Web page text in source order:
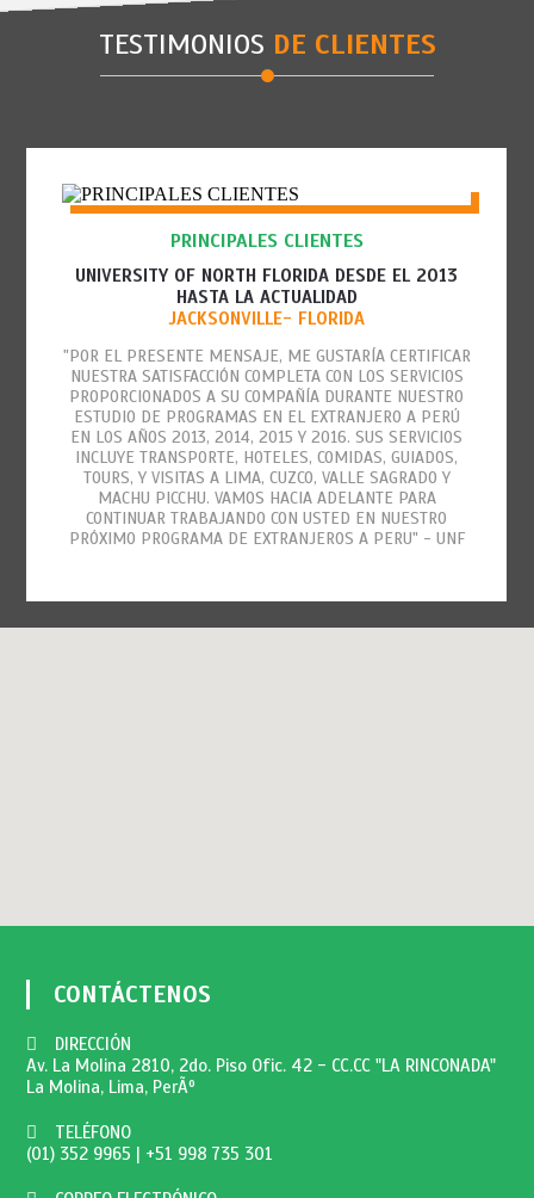
TESTIMONIOS DE CLIENTES
PRINCIPALES CLIENTES
UNIVERSITY OF NORTH FLORIDA DESDE EL 2013
HASTA LA ACTUALIDAD
JACKSONVILLE- FLORIDA
"POR EL PRESENTE MENSAJE, ME GUSTARÍA CERTIFICAR
NUESTRA SATISFACCIÓN COMPLETA CON LOS SERVICIOS
PROPORCIONADOS A SU COMPAÑÍA DURANTE NUESTRO
ESTUDIO DE PROGRAMAS EN EL EXTRANJERO A PERÚ
EN LOS AÑOS 2013, 2014, 2015 Y 2016. SUS SERVICIOS
INCLUYE TRANSPORTE, HOTELES, COMIDAS, GUIADOS,
TOURS, Y VISITAS A LIMA, CUZCO, VALLE SAGRADO Y
MACHU PICCHU. VAMOS HACIA ADELANTE PARA
CONTINUAR TRABAJANDO CON USTED EN NUESTRO
PRÓXIMO PROGRAMA DE EXTRANJEROS A PERU" - UNF
CONTÁCTENOS
DIRECCIÓN
Av. La Molina 2810, 2do. Piso Ofic. 42 - CC.CC "LA RINCONADA"
La Molina, Lima, PerÃº
TELÉFONO
(01) 352 9965 | +51 998 735 301